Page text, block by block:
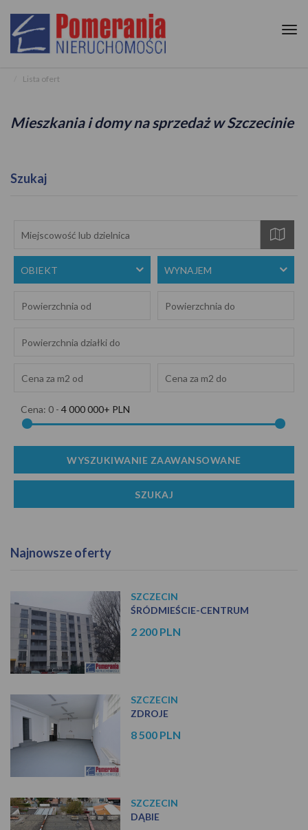
Lista ofert
Mieszkania i domy na sprzedaż w Szczecinie
Szukaj
OBIEKT WYNAJEM
Cena: 0 - 4 000 000+ PLN
Najnowsze oferty
SZCZECIN
ŚRÓDMIEŚCIE-CENTRUM
2 200 PLN
SZCZECIN
ZDROJE
8 500 PLN
SZCZECIN
DĄBIE